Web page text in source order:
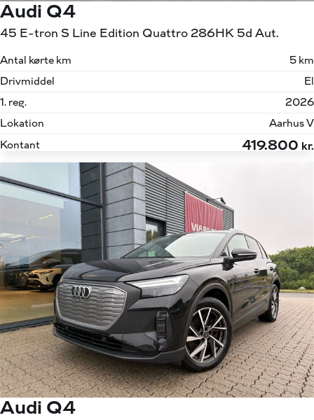
Audi Q4
45 E-tron S Line Edition Quattro 286HK 5d Aut.
Antal kørte km
5 km
Drivmiddel
El
1. reg.
2026
Lokation
Aarhus V
Kontant
419.800 kr.
Audi Q4